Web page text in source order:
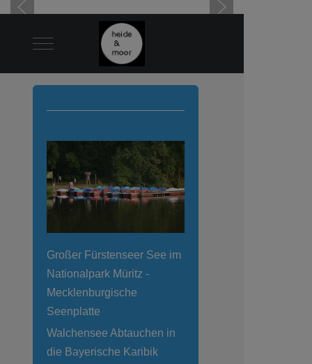
Mobile Menu Toggle
Großer Fürstenseer See im
Nationalpark Müritz -
Mecklenburgische
Seenplatte
Walchensee Abtauchen in
die Bayerische Karibik